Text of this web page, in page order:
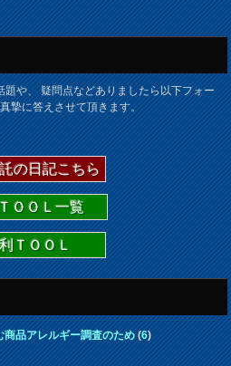
や、 疑問点などありましたら以下フォー
摯に答えさせて頂きます。
の日記こちら
ＯＯＬ一覧
ＴＯＯＬ
商品アレルギー調査のため(6)